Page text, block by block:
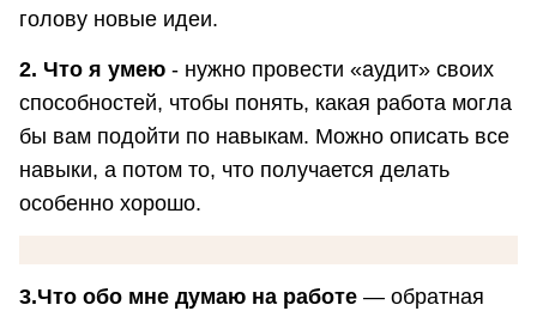
голову новые идеи.
2. Что я умею - нужно провести «аудит» своих
способностей, чтобы понять, какая работа могла
бы вам подойти по навыкам. Можно описать все
навыки, а потом то, что получается делать
особенно хорошо.
3.Что обо мне думаю на работе — обратная